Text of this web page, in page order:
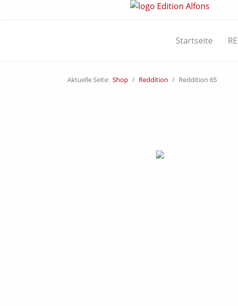
Startseite
Aktuelle Seite: Shop Reddition Reddition 65